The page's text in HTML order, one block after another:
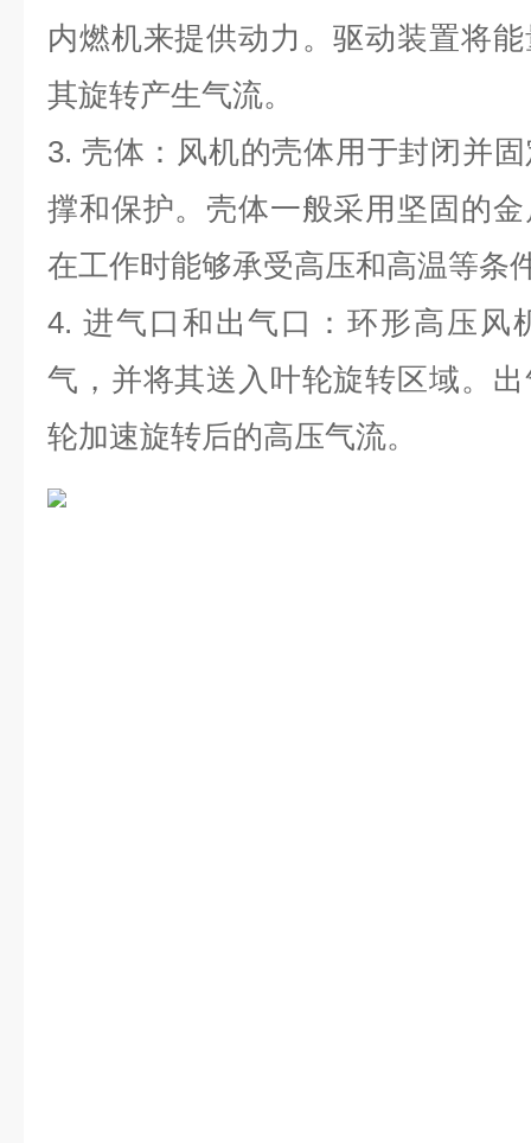
内燃机来提供动力。驱动装置将
其旋转产生气流。
3. 壳体：风机的壳体用于封闭并
撑和保护。壳体一般采用坚固的
在工作时能够承受高压和高温等条
4. 进气口和出气口：环形高压风
气，并将其送入叶轮旋转区域。
轮加速旋转后的高压气流。